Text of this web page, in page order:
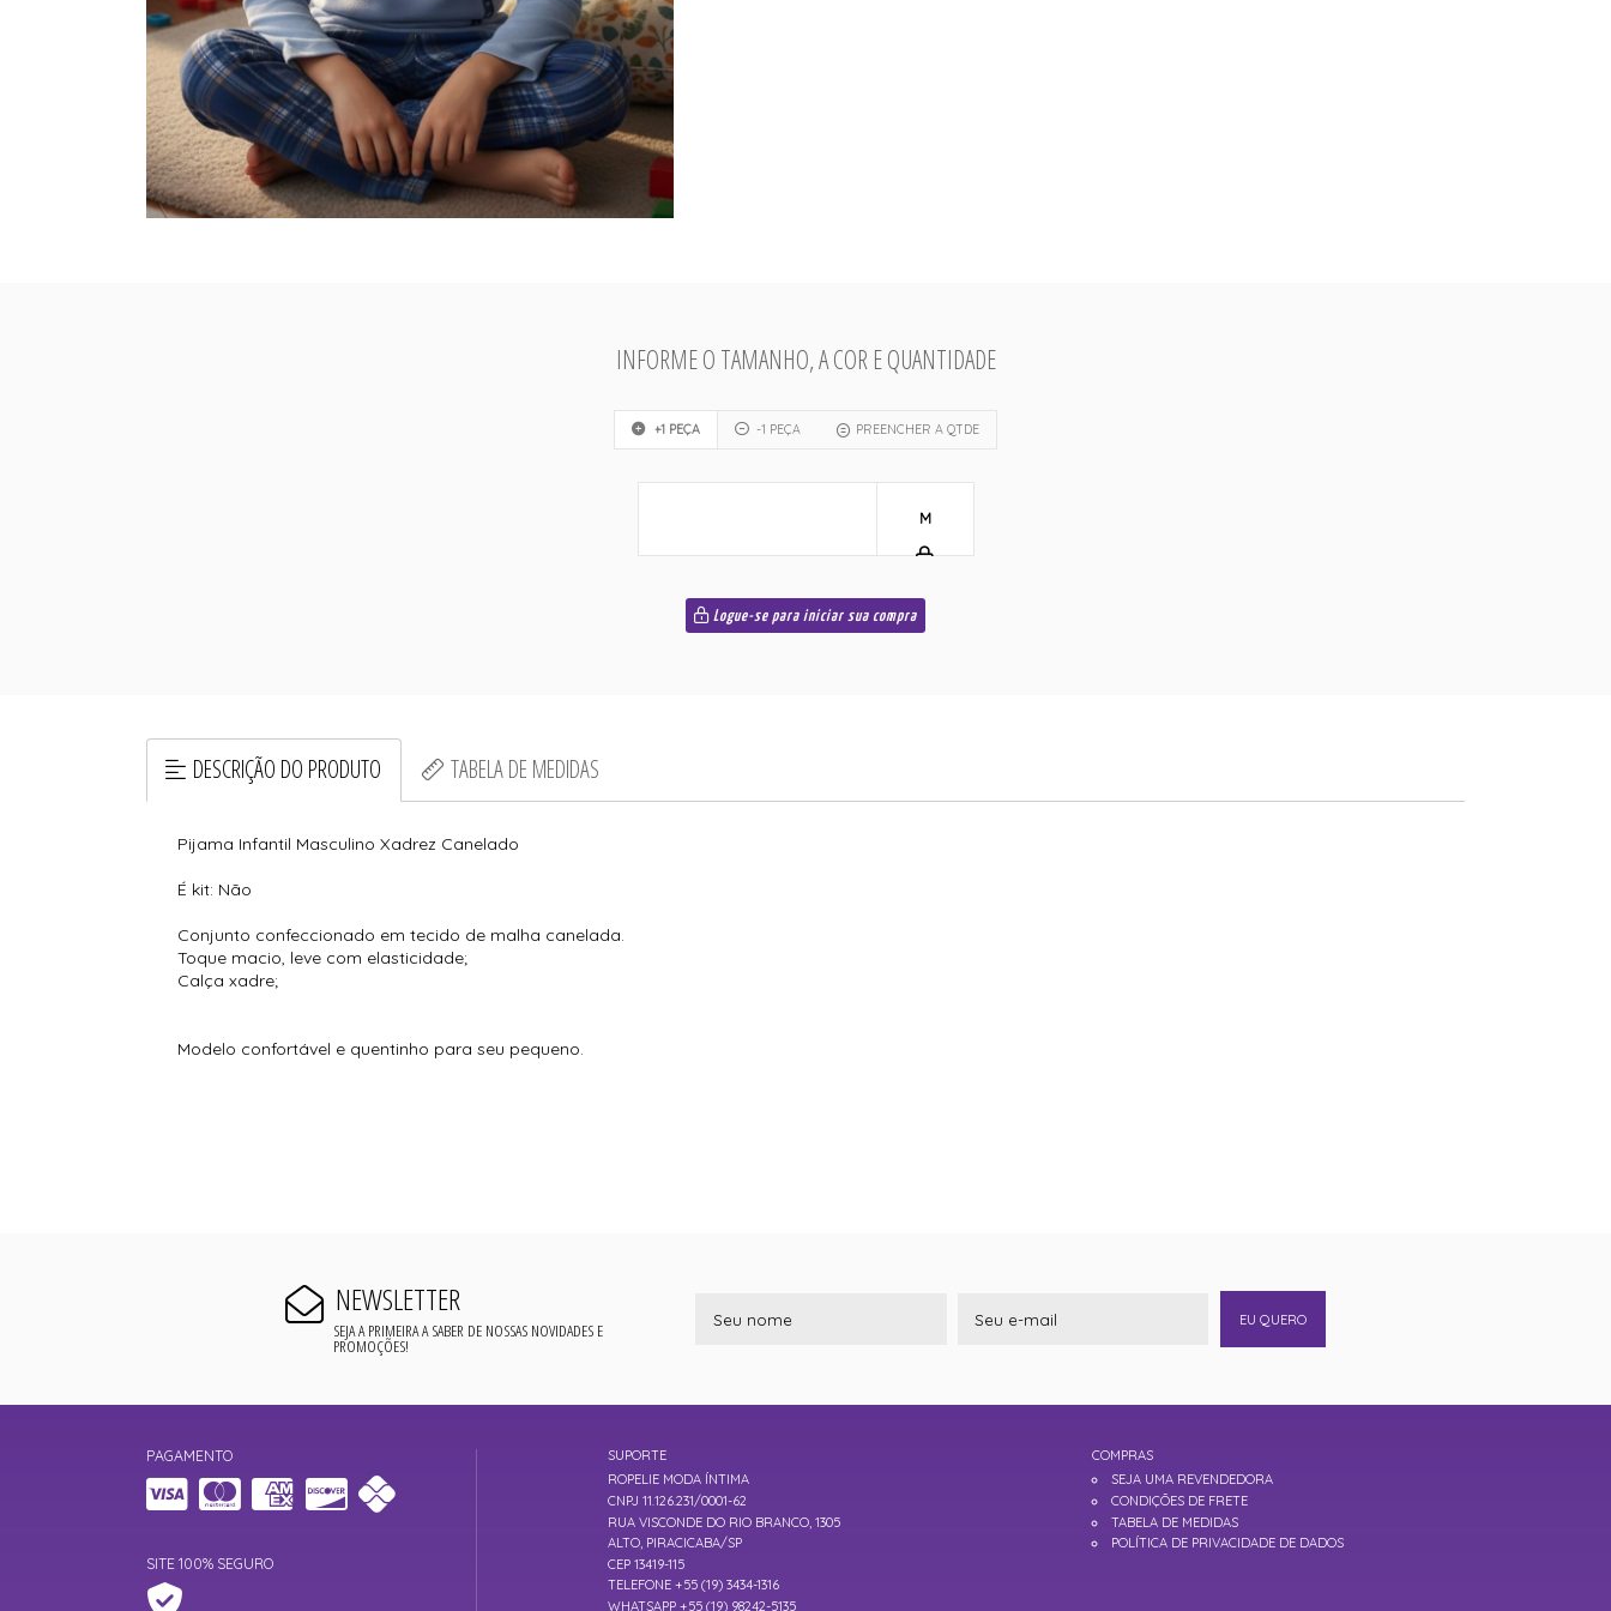
INFORME O TAMANHO, A COR E QUANTIDADE
+1 PEÇA -1 PEÇA PREENCHER A QTDE
M
Logue-se para iniciar sua compra
DESCRIÇÃO DO PRODUTO TABELA DE MEDIDAS
Pijama Infantil Masculino Xadrez Canelado
É kit: Não
Conjunto confeccionado em tecido de malha canelada.
Toque macio, leve com elasticidade;
Calça xadre;
Modelo confortável e quentinho para seu pequeno.
NEWSLETTER
SEJA A PRIMEIRA A SABER DE NOSSAS NOVIDADES E
PROMOÇÕES!
EU QUERO
PAGAMENTO
SITE 100% SEGURO
SUPORTE
ROPELIE MODA ÍNTIMA
CNPJ 11.126.231/0001-62
RUA VISCONDE DO RIO BRANCO, 1305
ALTO, PIRACICABA/SP
CEP 13419-115
TELEFONE +55 (19) 3434-1316
WHATSAPP +55 (19) 98242-5135
COMPRAS
SEJA UMA REVENDEDORA
CONDIÇÕES DE FRETE
TABELA DE MEDIDAS
POLÍTICA DE PRIVACIDADE DE DADOS